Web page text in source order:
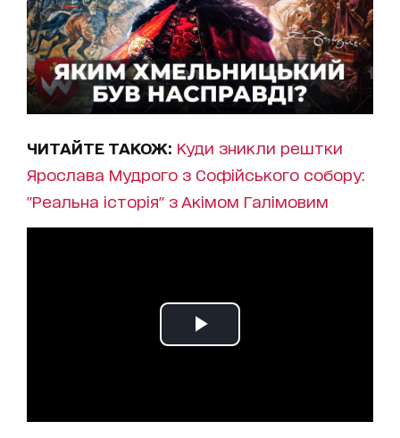
ЧИТАЙТЕ ТАКОЖ: Куди зникли рештки
Ярослава Мудрого з Софійського собору:
"Реальна історія" з Акімом Галімовим